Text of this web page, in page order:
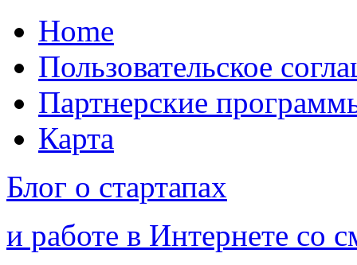
Home
Пользовательское
Партнерские
Карта
Блог о стартапах
и работе в Интернете со